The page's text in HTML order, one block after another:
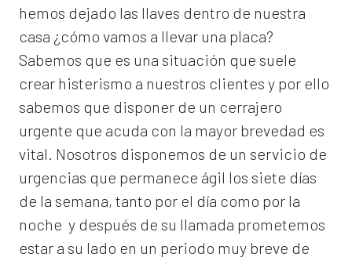
hemos dejado las llaves dentro de nuestra
casa ¿cómo vamos a llevar una placa?
Sabemos que es una situación que suele
crear histerismo a nuestros clientes y por ello
sabemos que disponer de un cerrajero
urgente que acuda con la mayor brevedad es
vital. Nosotros disponemos de un servicio de
urgencias que permanece ágil los siete días
de la semana, tanto por el día como por la
noche y después de su llamada prometemos
estar a su lado en un periodo muy breve de